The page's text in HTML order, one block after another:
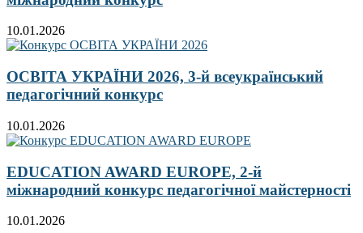
10.01.2026
ОСВІТА УКРАЇНИ 2026, 3-й всеукраїнський
педагогічний конкурс
10.01.2026
EDUCATION AWARD EUROPE, 2-й
міжнародний конкурс педагогічної майстерності
10.01.2026